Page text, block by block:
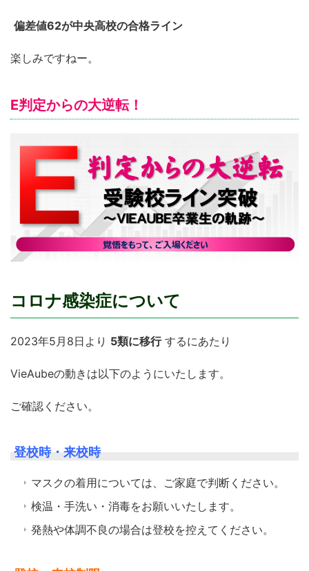
偏差値62が中央高校の合格ライン
楽しみですねー。
E判定からの大逆転！
コロナ感染症について
2023年5月8日より 5類に移行 するにあたり
VieAubeの動きは以下のようにいたします。
ご確認ください。
登校時・来校時
マスクの着用については、ご家庭で判断ください。
検温・手洗い・消毒をお願いいたします。
発熱や体調不良の場合は登校を控えてください。